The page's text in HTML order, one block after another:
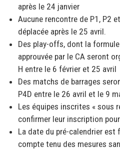
après le 24 janvier
Aucune rencontre de P1, P2
déplacée après le 25 avril.
Des play-offs, dont la
approuvée par le CA seront
H entre le 6 février et 25 avril
Des matchs de barrages
P4D entre le 26 avril et le 9
Les équipes inscrites « sous
confirmer leur inscription
La date du pré-calendrier est
compte tenu des mesures